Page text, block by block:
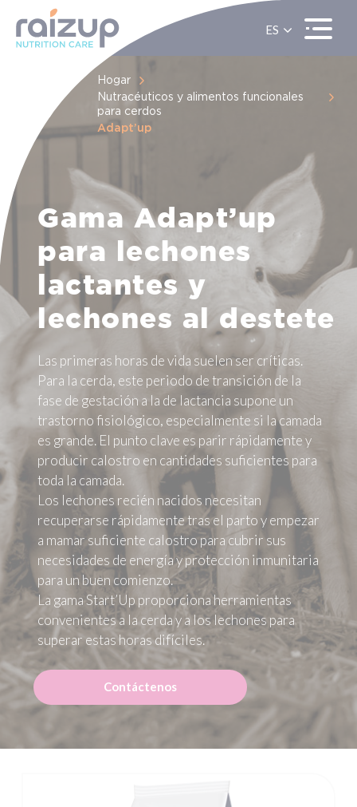
ES
Hogar
Nutracéuticos y alimentos funcionales
para cerdos
Adapt’up
Gama Adapt’up
para lechones
lactantes y
lechones al destete
Las primeras horas de vida suelen ser críticas.
Para la cerda, este periodo de transición de la
fase de gestación a la de lactancia supone un
trastorno fisiológico, especialmente si la camada
es grande. El punto clave es parir rápidamente y
producir calostro en cantidades suficientes para
toda la camada.
Los lechones recién nacidos necesitan
recuperarse rápidamente tras el parto y empezar
a mamar suficiente calostro para cubrir sus
necesidades de energía y protección inmunitaria
para un buen comienzo.
La gama Start’Up proporciona herramientas
convenientes a la cerda y a los lechones para
superar estas horas difíciles.
Contáctenos